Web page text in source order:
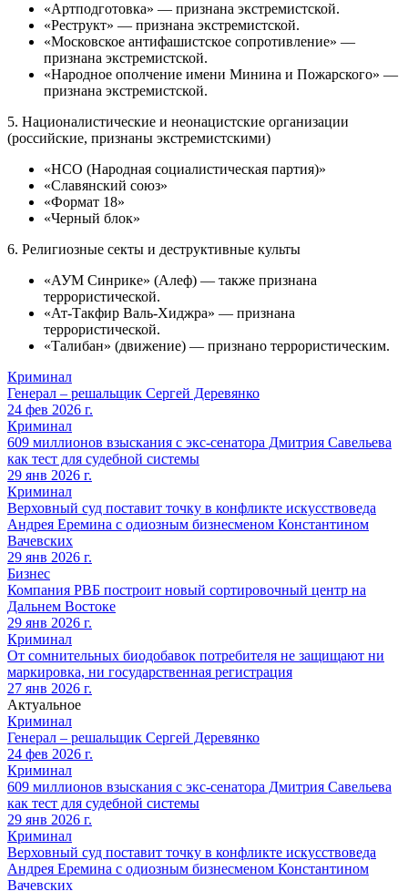
«Артподготовка» — признана экстремистской.
«Реструкт» — признана экстремистской.
«Московское антифашистское сопротивление» —
признана экстремистской.
«Народное ополчение имени Минина и Пожарского» —
признана экстремистской.
5. Националистические и неонацистские организации
(российские, признаны экстремистскими)
«НСО (Народная социалистическая партия)»
«Славянский союз»
«Формат 18»
«Черный блок»
6. Религиозные секты и деструктивные культы
«АУМ Синрике» (Алеф) — также признана
террористической.
«Ат-Такфир Валь-Хиджра» — признана
террористической.
«Талибан» (движение) — признано террористическим.
Криминал
Генерал – решальщик Сергей Деревянко
24 фев 2026 г.
Криминал
609 миллионов взыскания с экс-сенатора Дмитрия Савельева
как тест для судебной системы
29 янв 2026 г.
Криминал
Верховный суд поставит точку в конфликте искусствоведа
Андрея Еремина с одиозным бизнесменом Константином
Вачевских
29 янв 2026 г.
Бизнес
Компания РВБ построит новый сортировочный центр на
Дальнем Востоке
29 янв 2026 г.
Криминал
От сомнительных биодобавок потребителя не защищают ни
маркировка, ни государственная регистрация
27 янв 2026 г.
Актуальное
Криминал
Генерал – решальщик Сергей Деревянко
24 фев 2026 г.
Криминал
609 миллионов взыскания с экс-сенатора Дмитрия Савельева
как тест для судебной системы
29 янв 2026 г.
Криминал
Верховный суд поставит точку в конфликте искусствоведа
Андрея Еремина с одиозным бизнесменом Константином
Вачевских